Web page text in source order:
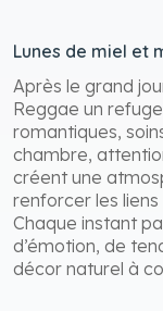
Lunes de miel et
Après le grand
Reggae un
romantiques,
chambre,
créent une
renforcer les
Chaque instant
d’émotion, de
décor naturel à